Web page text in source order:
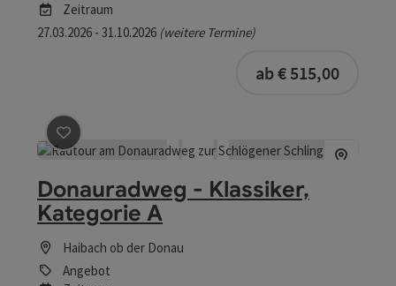
Zeitraum
27.03.2026 - 31.10.2026 (weitere Termine)
ab € 515,00
Beitrag merken: Donauradweg - Klassiker, Kategorie A
Donauradweg - Klassiker,
Kategorie A
Haibach ob der Donau
Angebot